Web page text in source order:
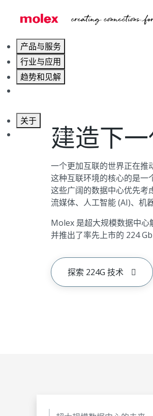
产品与服务
行业与应用
趋势和见解
关于
联系 Molex莫仕建造下
一个更加互联的世界正在推
这种互联环境的核心的是一
这些广阔的数据中心优先考
流媒体、人工智能 (AI)、机
Molex 是超大规模数据中心
并推出了率先上市的 224
探索 224G 技术